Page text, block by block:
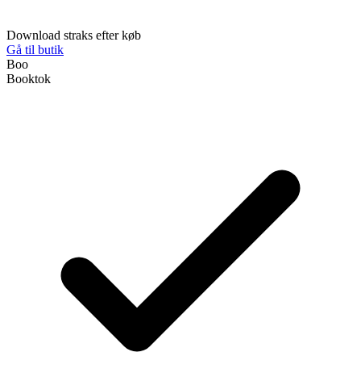
Download straks efter køb
Gå til butik
Boo
Booktok